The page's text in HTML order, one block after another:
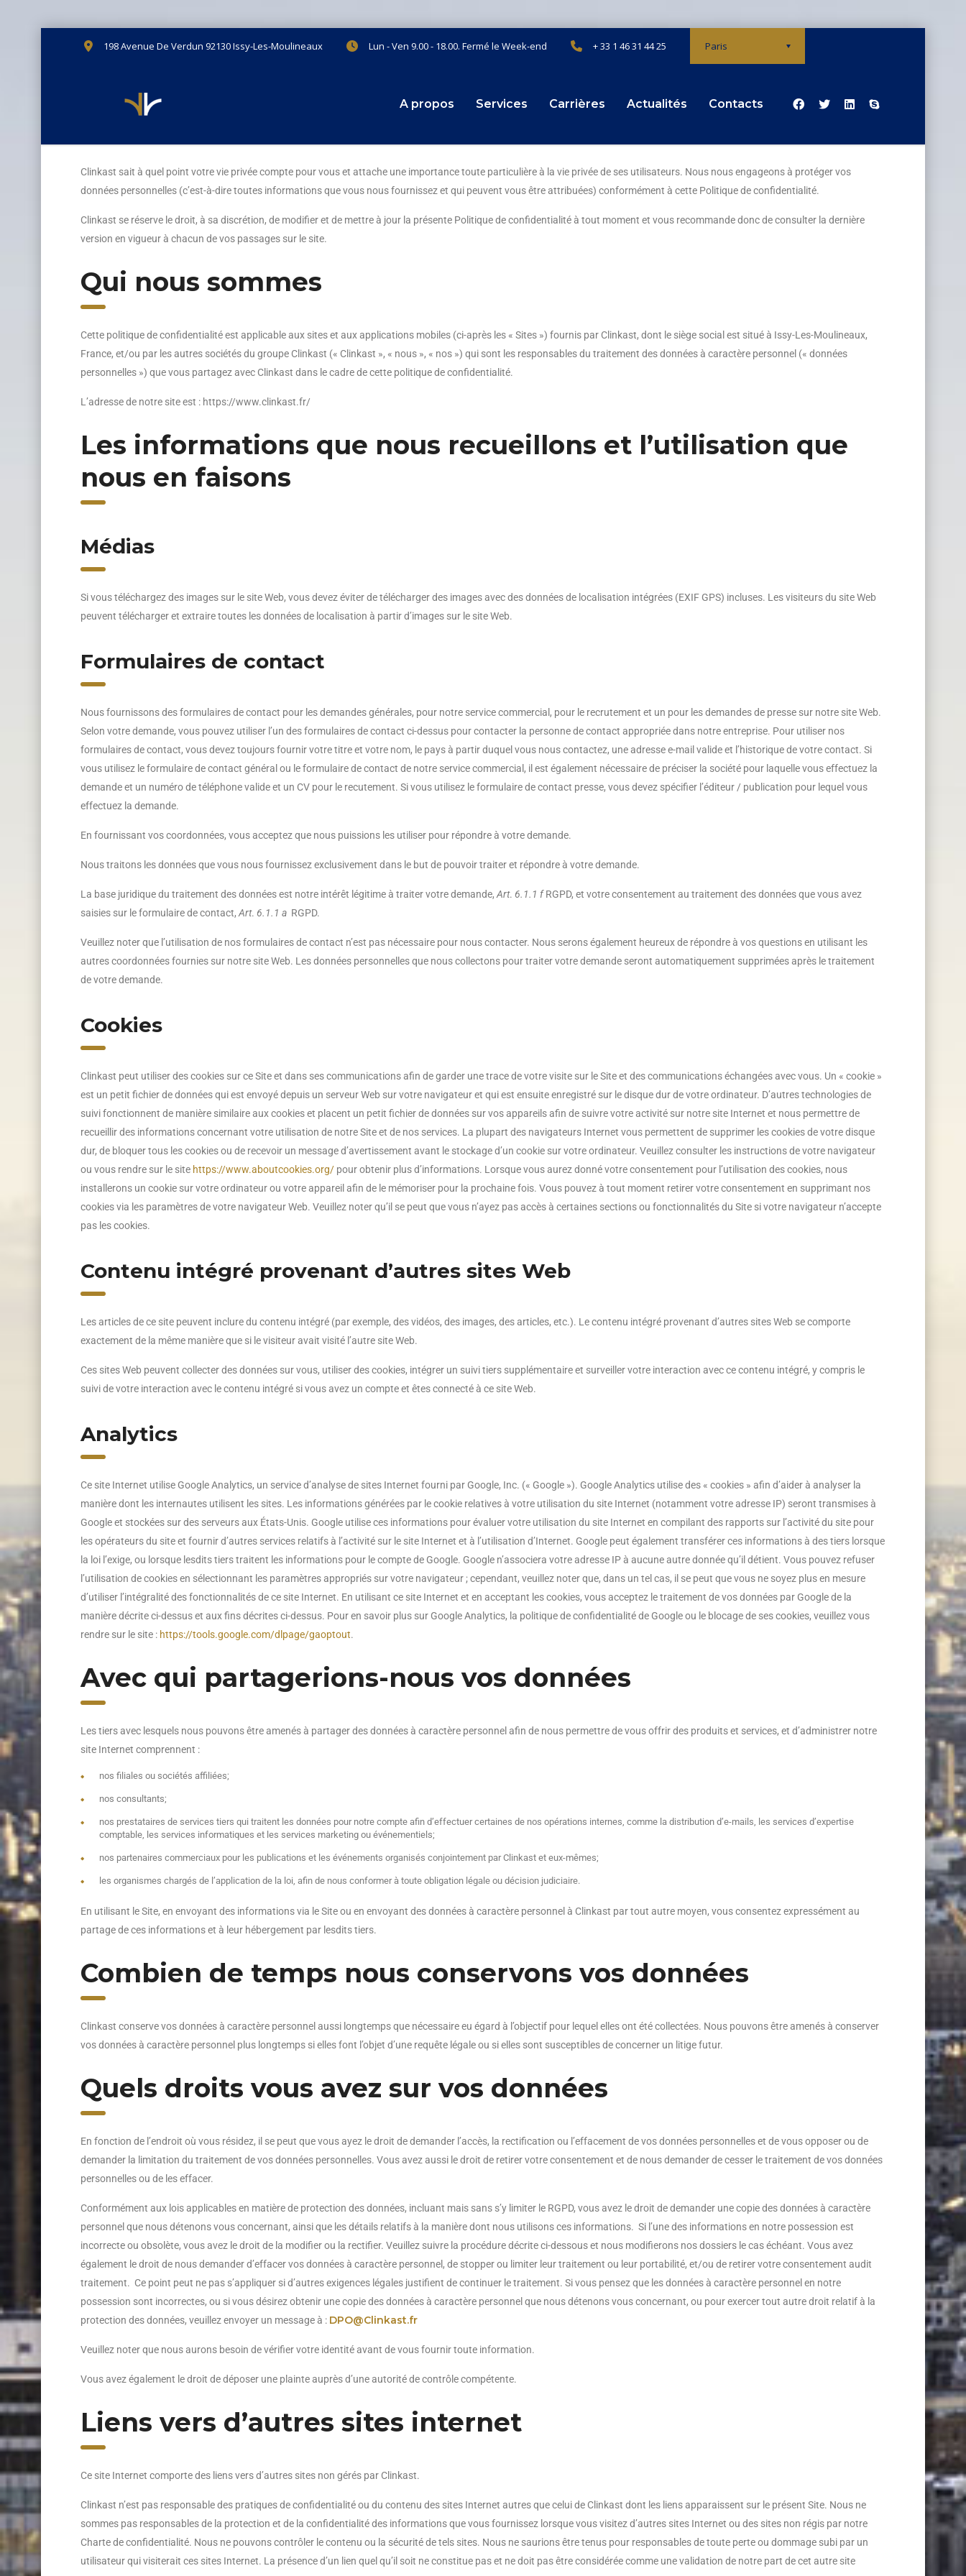
Paris
198 Avenue De Verdun 92130 Issy-Les-Moulineaux Lun - Ven 9.00 - 18.00. Fermé le Week-end + 33 1 46 31 44 25
A propos Services Carrières Actualités Contacts
Clinkast sait à quel point votre vie privée compte pour vous et attache une importance toute particulière à la vie privée de ses utilisateurs. Nous nous engageons à protéger vos
données personnelles (c’est-à-dire toutes informations que vous nous fournissez et qui peuvent vous être attribuées) conformément à cette Politique de confidentialité.
Clinkast se réserve le droit, à sa discrétion, de modifier et de mettre à jour la présente Politique de confidentialité à tout moment et vous recommande donc de consulter la dernière
version en vigueur à chacun de vos passages sur le site.
Qui nous sommes
Cette politique de confidentialité est applicable aux sites et aux applications mobiles (ci-après les « Sites ») fournis par Clinkast, dont le siège social est situé à Issy-Les-Moulineaux,
France, et/ou par les autres sociétés du groupe Clinkast (« Clinkast », « nous », « nos ») qui sont les responsables du traitement des données à caractère personnel (« données
personnelles ») que vous partagez avec Clinkast dans le cadre de cette politique de confidentialité.
L’adresse de notre site est : https://www.clinkast.fr/
Les informations que nous recueillons et l’utilisation que
nous en faisons
Médias
Si vous téléchargez des images sur le site Web, vous devez éviter de télécharger des images avec des données de localisation intégrées (EXIF GPS) incluses. Les visiteurs du site Web
peuvent télécharger et extraire toutes les données de localisation à partir d’images sur le site Web.
Formulaires de contact
Nous fournissons des formulaires de contact pour les demandes générales, pour notre service commercial, pour le recrutement et un pour les demandes de presse sur notre site Web.
Selon votre demande, vous pouvez utiliser l’un des formulaires de contact ci-dessus pour contacter la personne de contact appropriée dans notre entreprise. Pour utiliser nos
formulaires de contact, vous devez toujours fournir votre titre et votre nom, le pays à partir duquel vous nous contactez, une adresse e-mail valide et l’historique de votre contact. Si
vous utilisez le formulaire de contact général ou le formulaire de contact de notre service commercial, il est également nécessaire de préciser la société pour laquelle vous effectuez la
demande et un numéro de téléphone valide et un CV pour le recutement. Si vous utilisez le formulaire de contact presse, vous devez spécifier l’éditeur / publication pour lequel vous
effectuez la demande.
En fournissant vos coordonnées, vous acceptez que nous puissions les utiliser pour répondre à votre demande.
Nous traitons les données que vous nous fournissez exclusivement dans le but de pouvoir traiter et répondre à votre demande.
La base juridique du traitement des données est notre intérêt légitime à traiter votre demande, Art. 6.1.1 fRGPD, et votre consentement au traitement des données que vous avez
saisies sur le formulaire de contact, Art. 6.1.1 a RGPD.
Veuillez noter que l’utilisation de nos formulaires de contact n’est pas nécessaire pour nous contacter. Nous serons également heureux de répondre à vos questions en utilisant les
autres coordonnées fournies sur notre site Web. Les données personnelles que nous collectons pour traiter votre demande seront automatiquement supprimées après le traitement
de votre demande.
Cookies
Clinkast peut utiliser des cookies sur ce Site et dans ses communications afin de garder une trace de votre visite sur le Site et des communications échangées avec vous. Un « cookie »
est un petit fichier de données qui est envoyé depuis un serveur Web sur votre navigateur et qui est ensuite enregistré sur le disque dur de votre ordinateur. D’autres technologies de
suivi fonctionnent de manière similaire aux cookies et placent un petit fichier de données sur vos appareils afin de suivre votre activité sur notre site Internet et nous permettre de
recueillir des informations concernant votre utilisation de notre Site et de nos services. La plupart des navigateurs Internet vous permettent de supprimer les cookies de votre disque
dur, de bloquer tous les cookies ou de recevoir un message d’avertissement avant le stockage d’un cookie sur votre ordinateur. Veuillez consulter les instructions de votre navigateur
ou vous rendre sur le site https://www.aboutcookies.org/ pour obtenir plus d’informations. Lorsque vous aurez donné votre consentement pour l’utilisation des cookies, nous
installerons un cookie sur votre ordinateur ou votre appareil afin de le mémoriser pour la prochaine fois. Vous pouvez à tout moment retirer votre consentement en supprimant nos
cookies via les paramètres de votre navigateur Web. Veuillez noter qu’il se peut que vous n’ayez pas accès à certaines sections ou fonctionnalités du Site si votre navigateur n’accepte
pas les cookies.
Contenu intégré provenant d’autres sites Web
Les articles de ce site peuvent inclure du contenu intégré (par exemple, des vidéos, des images, des articles, etc.). Le contenu intégré provenant d’autres sites Web se comporte
exactement de la même manière que si le visiteur avait visité l’autre site Web.
Ces sites Web peuvent collecter des données sur vous, utiliser des cookies, intégrer un suivi tiers supplémentaire et surveiller votre interaction avec ce contenu intégré, y compris le
suivi de votre interaction avec le contenu intégré si vous avez un compte et êtes connecté à ce site Web.
Analytics
Ce site Internet utilise Google Analytics, un service d’analyse de sites Internet fourni par Google, Inc. (« Google »). Google Analytics utilise des « cookies » afin d’aider à analyser la
manière dont les internautes utilisent les sites. Les informations générées par le cookie relatives à votre utilisation du site Internet (notamment votre adresse IP) seront transmises à
Google et stockées sur des serveurs aux États-Unis. Google utilise ces informations pour évaluer votre utilisation du site Internet en compilant des rapports sur l’activité du site pour
les opérateurs du site et fournir d’autres services relatifs à l’activité sur le site Internet et à l’utilisation d’Internet. Google peut également transférer ces informations à des tiers lorsque
la loi l’exige, ou lorsque lesdits tiers traitent les informations pour le compte de Google. Google n’associera votre adresse IP à aucune autre donnée qu’il détient. Vous pouvez refuser
l’utilisation de cookies en sélectionnant les paramètres appropriés sur votre navigateur ; cependant, veuillez noter que, dans un tel cas, il se peut que vous ne soyez plus en mesure
d’utiliser l’intégralité des fonctionnalités de ce site Internet. En utilisant ce site Internet et en acceptant les cookies, vous acceptez le traitement de vos données par Google de la
manière décrite ci-dessus et aux fins décrites ci-dessus. Pour en savoir plus sur Google Analytics, la politique de confidentialité de Google ou le blocage de ses cookies, veuillez vous
rendre sur le site : https://tools.google.com/dlpage/gaoptout.
Avec qui partagerions-nous vos données
Les tiers avec lesquels nous pouvons être amenés à partager des données à caractère personnel afin de nous permettre de vous offrir des produits et services, et d’administrer notre
site Internet comprennent :
nos filiales ou sociétés affiliées;
nos consultants;
nos prestataires de services tiers qui traitent les données pour notre compte afin d’effectuer certaines de nos opérations internes, comme la distribution d’e-mails, les services d’expertise
comptable, les services informatiques et les services marketing ou événementiels;
nos partenaires commerciaux pour les publications et les événements organisés conjointement par Clinkast et eux-mêmes;
les organismes chargés de l’application de la loi, afin de nous conformer à toute obligation légale ou décision judiciaire.
En utilisant le Site, en envoyant des informations via le Site ou en envoyant des données à caractère personnel à Clinkast par tout autre moyen, vous consentez expressément au
partage de ces informations et à leur hébergement par lesdits tiers.
Combien de temps nous conservons vos données
Clinkast conserve vos données à caractère personnel aussi longtemps que nécessaire eu égard à l’objectif pour lequel elles ont été collectées. Nous pouvons être amenés à conserver
vos données à caractère personnel plus longtemps si elles font l’objet d’une requête légale ou si elles sont susceptibles de concerner un litige futur.
Quels droits vous avez sur vos données
En fonction de l’endroit où vous résidez, il se peut que vous ayez le droit de demander l’accès, la rectification ou l’effacement de vos données personnelles et de vous opposer ou de
demander la limitation du traitement de vos données personnelles. Vous avez aussi le droit de retirer votre consentement et de nous demander de cesser le traitement de vos données
personnelles ou de les effacer.
Conformément aux lois applicables en matière de protection des données, incluant mais sans s’y limiter le RGPD, vous avez le droit de demander une copie des données à caractère
personnel que nous détenons vous concernant, ainsi que les détails relatifs à la manière dont nous utilisons ces informations. Si l’une des informations en notre possession est
incorrecte ou obsolète, vous avez le droit de la modifier ou la rectifier. Veuillez suivre la procédure décrite ci-dessous et nous modifierons nos dossiers le cas échéant. Vous avez
également le droit de nous demander d’effacer vos données à caractère personnel, de stopper ou limiter leur traitement ou leur portabilité, et/ou de retirer votre consentement audit
traitement. Ce point peut ne pas s’appliquer si d’autres exigences légales justifient de continuer le traitement. Si vous pensez que les données à caractère personnel en notre
possession sont incorrectes, ou si vous désirez obtenir une copie des données à caractère personnel que nous détenons vous concernant, ou pour exercer tout autre droit relatif à la
protection des données, veuillez envoyer un message à : DPO@Clinkast.fr
Veuillez noter que nous aurons besoin de vérifier votre identité avant de vous fournir toute information.
Vous avez également le droit de déposer une plainte auprès d’une autorité de contrôle compétente.
Liens vers d’autres sites internet
Ce site Internet comporte des liens vers d’autres sites non gérés par Clinkast.
Clinkast n’est pas responsable des pratiques de confidentialité ou du contenu des sites Internet autres que celui de Clinkast dont les liens apparaissent sur le présent Site. Nous ne
sommes pas responsables de la protection et de la confidentialité des informations que vous fournissez lorsque vous visitez d’autres sites Internet ou des sites non régis par notre
Charte de confidentialité. Nous ne pouvons contrôler le contenu ou la sécurité de tels sites. Nous ne saurions être tenus pour responsables de toute perte ou dommage subi par un
utilisateur qui visiterait ces sites Internet. La présence d’un lien quel qu’il soit ne constitue pas et ne doit pas être considérée comme une validation de notre part de cet autre site